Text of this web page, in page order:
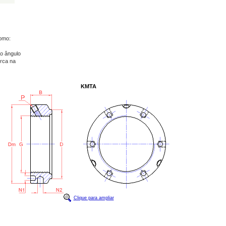
ângulo
na
KMTA
Clique para ampliar